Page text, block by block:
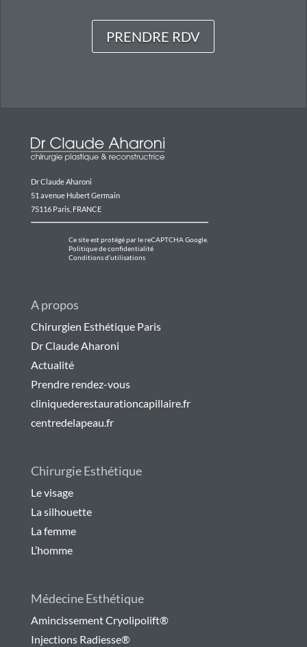
PRENDRE RDV
Dr Claude Aharoni
51 avenue Hubert Germain
75116 Paris, FRANCE
Ce site est protégé par le reCAPTCHA Google.
Politique de confidentialité
Conditions d’utilisations
A propos
Chirurgien Esthétique Paris
Dr Claude Aharoni
Actualité
Prendre rendez-vous
cliniquederestaurationcapillaire.fr
centredelapeau.fr
Chirurgie Esthétique
Le visage
La silhouette
La femme
L’homme
Médecine Esthétique
Amincissement Cryolipolift®
Injections Radiesse®